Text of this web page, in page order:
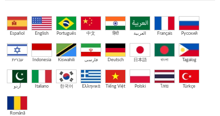
Español English Português 中文 हिंदी العربية Français Русский
עברית Indonesia Kiswahili فارسی Deutsch 日本語 বাংলা Tagalog
اُردو Italiano 한국어 Ελληνικά Tiếng Việt Polski ไทย Türkçe
Română